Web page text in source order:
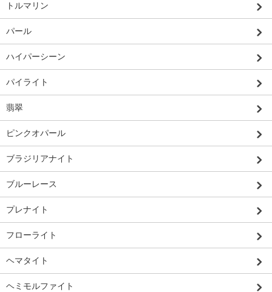
トルマリン
パール
ハイパーシーン
パイライト
翡翠
ピンクオパール
ブラジリアナイト
ブルーレース
プレナイト
フローライト
ヘマタイト
ヘミモルファイト